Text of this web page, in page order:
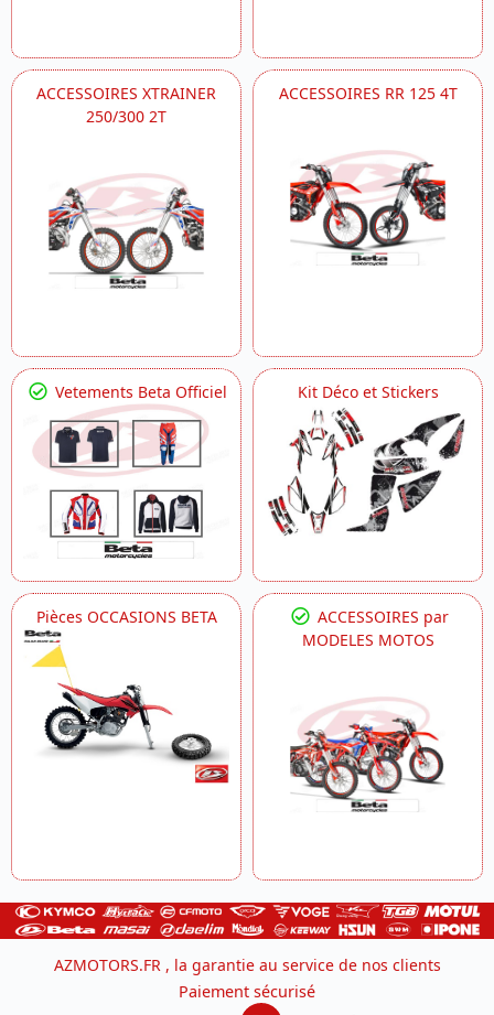
ACCESSOIRES XTRAINER
250/300 2T
ACCESSOIRES RR 125 4T
Vetements Beta Officiel Kit Déco et Stickers
Pièces OCCASIONS BETA
ACCESSOIRES par
MODELES MOTOS
AZMOTORS.FR , la garantie au service de nos clients
Paiement sécurisé